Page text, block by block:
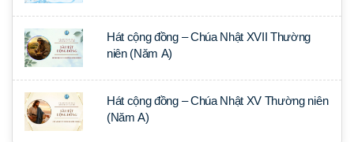
Hát cộng đồng – Chúa Nhật XVII Thường
niên (Năm A)
Hát cộng đồng – Chúa Nhật XV Thường niên
(Năm A)